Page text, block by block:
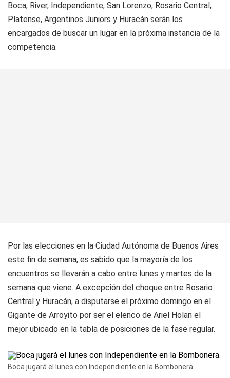
Boca, River, Independiente, San Lorenzo, Rosario Central,
Platense, Argentinos Juniors y Huracán serán los
encargados de buscar un lugar en la próxima instancia de la
competencia.
Por las elecciones en la Ciudad Autónoma de Buenos Aires
este fin de semana, es sabido que la mayoría de los
encuentros se llevarán a cabo entre lunes y martes de la
semana que viene. A excepción del choque entre Rosario
Central y Huracán, a disputarse el próximo domingo en el
Gigante de Arroyito por ser el elenco de Ariel Holan el
mejor ubicado en la tabla de posiciones de la fase regular.
Boca jugará el lunes con Independiente en la Bombonera.